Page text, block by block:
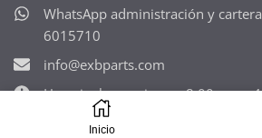
WhatsApp administración y
6015710
info@exbparts.com
Horario: lunes-viernes 8:00 a.m -
12:30 p. m Domingos y festivos
Inicio